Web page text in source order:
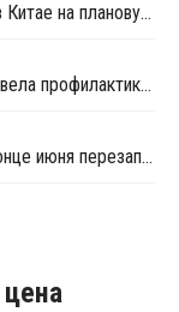
Sinopec Qilu 3 августа закроет завод БСК в Китае на плановую профилактику
Bridgestone (Huizhou) Synthetic Rubber провела профилактику на заводе БСК в Китае
Bridgestone (Huizhou) Synthetic Rubber в конце июня перезапустит завод БСК в Китае после профилактики